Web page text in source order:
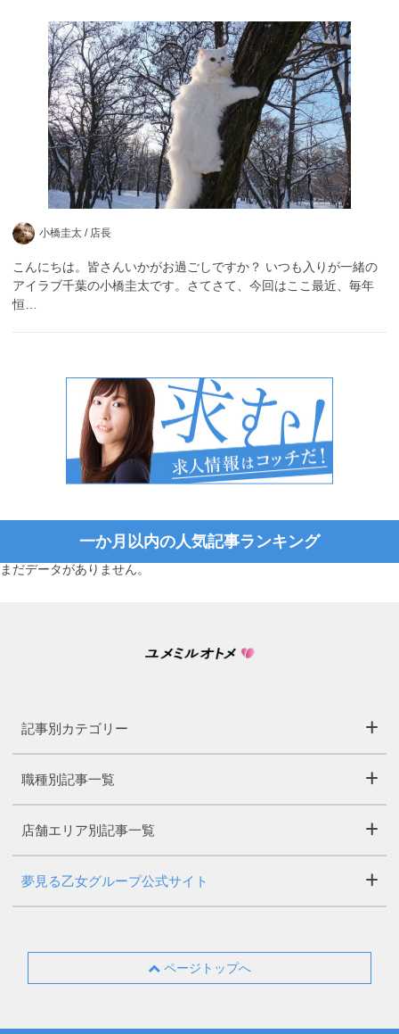
小橋圭太 / 店長
こんにちは。皆さんいかがお過ごしですか？ いつも入りが一緒の
アイラブ千葉の小橋圭太です。さてさて、今回はここ最近、毎年
恒…
一か月以内の人気記事ランキング
まだデータがありません。
記事別カテゴリー
職種別記事一覧
店舗エリア別記事一覧
夢見る乙女グループ公式サイト
ページトップへ